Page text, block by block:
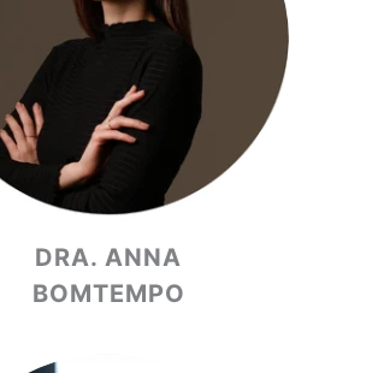
DRA. ANNA
BOMTEMPO